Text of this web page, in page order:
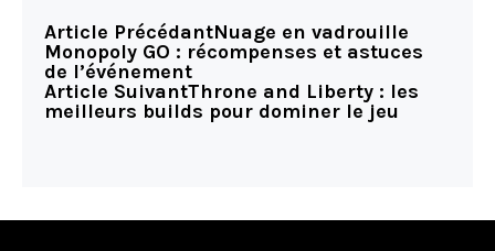
Article PrécédantNuage en vadrouille
Monopoly GO : récompenses et astuces
de l’événement
Article SuivantThrone and Liberty : les
meilleurs builds pour dominer le jeu